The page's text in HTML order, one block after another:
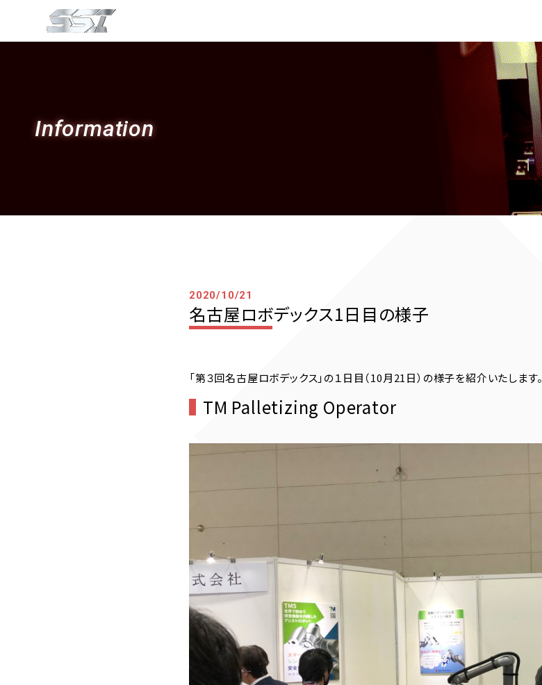
Information
2020/10/21
名古屋ロボデックス1日目の様子
「第３回名古屋ロボデックス」の１日目（10月21日）の様子を紹介いたします。
TM Palletizing Operator